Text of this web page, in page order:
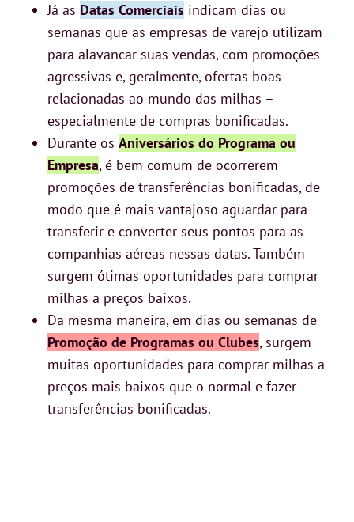
Já as Datas Comerciais indicam dias ou
semanas que as empresas de varejo utilizam
para alavancar suas vendas, com promoções
agressivas e, geralmente, ofertas boas
relacionadas ao mundo das milhas –
especialmente de compras bonificadas.
Durante os Aniversários do Programa ou
Empresa, é bem comum de ocorrerem
promoções de transferências bonificadas, de
modo que é mais vantajoso aguardar para
transferir e converter seus pontos para as
companhias aéreas nessas datas. Também
surgem ótimas oportunidades para comprar
milhas a preços baixos.
Da mesma maneira, em dias ou semanas de
Promoção de Programas ou Clubes, surgem
muitas oportunidades para comprar milhas a
preços mais baixos que o normal e fazer
transferências bonificadas.